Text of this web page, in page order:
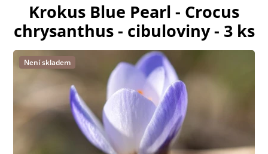
Krokus Blue Pearl - Crocus
chrysanthus - cibuloviny - 3 ks
Není skladem